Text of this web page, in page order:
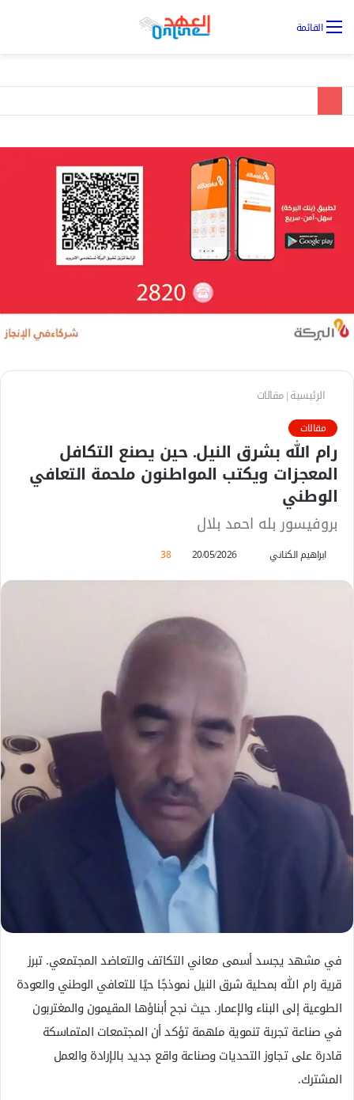
القائمة
الرئيسية|مقالات
مقالات
رام الله بشرق النيل. حين يصنع التكافل
المعجزات ويكتب المواطنون ملحمة التعافي
الوطني
بروفيسور بله احمد بلال
ابراهيم الكناني
ل
ك
ت
20/05/2026
38
في مشهد يجسد أسمى معاني التكاتف والتعاضد المجتمعي. تبرز
قرية رام الله بمحلية شرق النيل نموذجًا حيًا للتعافي الوطني والعودة
الطوعية إلى البناء والإعمار. حيث نجح أبناؤها المقيمون والمغتربون
في صناعة تجربة تنموية ملهمة تؤكد أن المجتمعات المتماسكة
قادرة على تجاوز التحديات وصناعة واقع جديد بالإرادة والعمل
المشترك.